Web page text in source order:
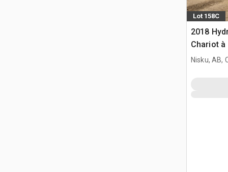
Lot 158C
2018
Chariot
Nisku, AB,